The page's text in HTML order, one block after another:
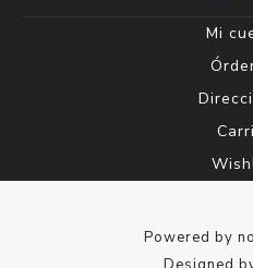
Mi
Powered by